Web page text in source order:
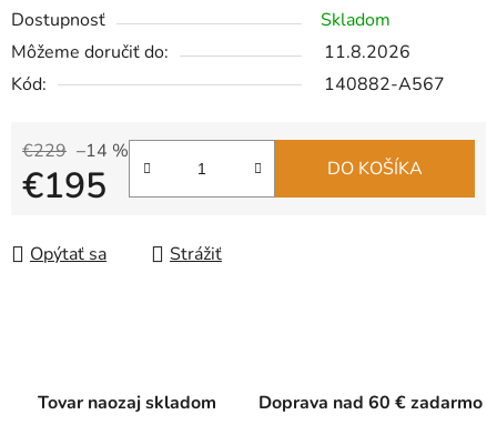
Dostupnosť
Skladom
Môžeme doručiť do:
11.8.2026
Kód:
140882-A567
€229 –14 %
€195 DO KOŠÍKA
Opýtať sa Strážiť
Tovar naozaj skladom Doprava nad 60 € zadarmo